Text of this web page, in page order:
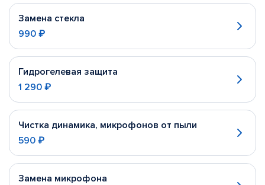
Замена стекла
990 ₽
Гидрогелевая защита
1 290 ₽
Чистка динамика, микрофонов от пыли
590 ₽
Замена микрофона